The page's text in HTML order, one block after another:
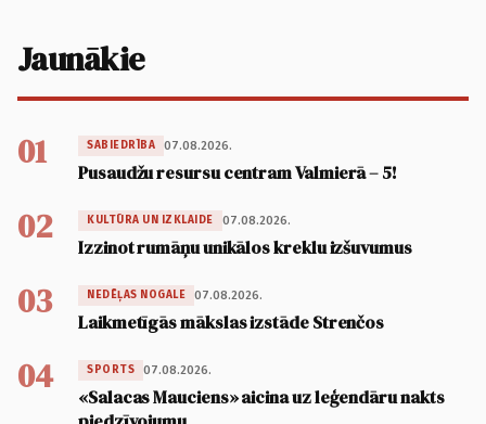
Jaunākie
01 SABIEDRĪBA 07.08.2026.
Pusaudžu resursu centram Valmierā – 5!
02 KULTŪRA UN IZKLAIDE 07.08.2026.
Izzinot rumāņu unikālos kreklu izšuvumus
03 NEDĒĻAS NOGALE 07.08.2026.
Laikmetīgās mākslas izstāde Strenčos
04 SPORTS 07.08.2026.
«Salacas Mauciens» aicina uz leģendāru nakts